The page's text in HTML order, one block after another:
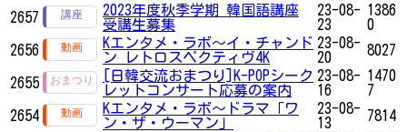
2657
2023年度秋季学期 韓国語講座
受講生募集
23-08-
23
1386
0
2656
Kエンタメ・ラボ～イ・チャンド
ン レトロスペクティヴ4K
23-08-
20
8027
2655
[日韓交流おまつり]K-POPシーク
レットコンサート応募の案内
23-08-
16
1470
7
2654
Kエンタメ・ラボ～ドラマ「ワ
ン・ザ・ウーマン」
23-08-
13
7814